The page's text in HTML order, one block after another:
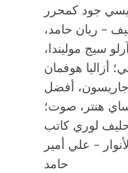
– ريان حامد،
سيج موليندا،
أزاليا هوفمان
أفضل
هنتر، صوت؛
– علي أمير
حامد